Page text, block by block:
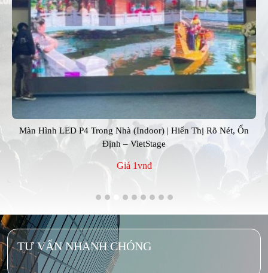
Màn Hình LED P4 Trong Nhà (Indoor) | Hiển Thị Rõ Nét, Ổn
Định – VietStage
Giá 1vnđ
TƯ VẤN NHANH CHÓNG